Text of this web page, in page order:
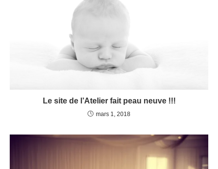
Le site de l’Atelier fait peau neuve !!!
mars 1, 2018